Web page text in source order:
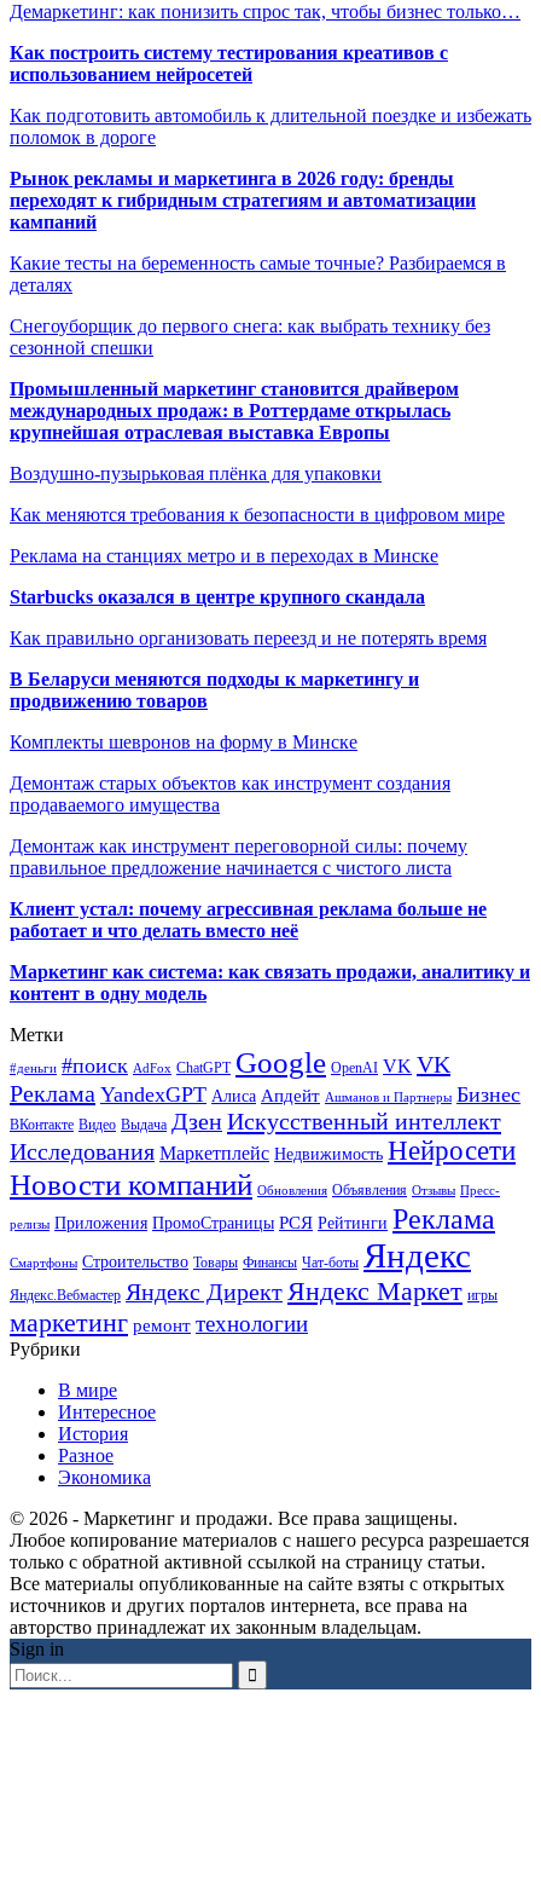
Демаркетинг: как понизить спрос так, чтобы бизнес только…
Как построить систему тестирования креативов с
использованием нейросетей
Как подготовить автомобиль к длительной поездке и избежать
поломок в дороге
Рынок рекламы и маркетинга в 2026 году: бренды
переходят к гибридным стратегиям и автоматизации
кампаний
Какие тесты на беременность самые точные? Разбираемся в
деталях
Снегоуборщик до первого снега: как выбрать технику без
сезонной спешки
Промышленный маркетинг становится драйвером
международных продаж: в Роттердаме открылась
крупнейшая отраслевая выставка Европы
Воздушно-пузырьковая плёнка для упаковки
Как меняются требования к безопасности в цифровом мире
Реклама на станциях метро и в переходах в Минске
Starbucks оказался в центре крупного скандала
Как правильно организовать переезд и не потерять время
В Беларуси меняются подходы к маркетингу и
продвижению товаров
Комплекты шевронов на форму в Минске
Демонтаж старых объектов как инструмент создания
продаваемого имущества
Демонтаж как инструмент переговорной силы: почему
правильное предложение начинается с чистого листа
Клиент устал: почему агрессивная реклама больше не
работает и что делать вместо неё
Маркетинг как система: как связать продажи, аналитику и
контент в одну модель
Метки
#деньги #поиск AdFox ChatGPT Google OpenAI VK VK
Реклама YandexGPT Алиса Апдейт Ашманов и Партнеры Бизнес
ВКонтакте Видео Выдача ДзенИскусственный интеллект
Исследования Маркетплейс Недвижимость Нейросети
Новости компаний Обновления Объявления Отзывы Пресс-
релизы Приложения ПромоСтраницы РСЯ Рейтинги Реклама
Смартфоны Строительство Товары Финансы Чат-боты Яндекс
Яндекс.Вебмастер Яндекс ДиректЯндекс Маркет игры
маркетинг ремонт технологии
Рубрики
В мире
Интересное
История
Разное
Экономика
© 2026 - Маркетинг и продажи. Все права защищены.
Любое копирование материалов с нашего ресурса разрешается
только с обратной активной ссылкой на страницу статьи.
Все материалы опубликованные на сайте взяты с открытых
источников и других порталов интернета, все права на
авторство принадлежат их законным владельцам.
Sign in